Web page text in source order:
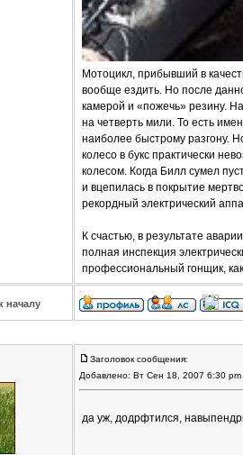
Мотоцикл, прибывший в
вообще ездить. Но после
камерой и «пожечь» резину.
на четверть мили. То есть
наиболее быстрому разгону.
колесо в букс практически
колесом. Когда Билл сумел
и вцепилась в покрытие
рекордный электрический
К счастью, в результате
полная инспекция
профессиональный гонщик,
началу
Заголовок сообщения:
Добавлено: Вт Сен 18, 2007 6:30 pm
да уж, додрфтился,